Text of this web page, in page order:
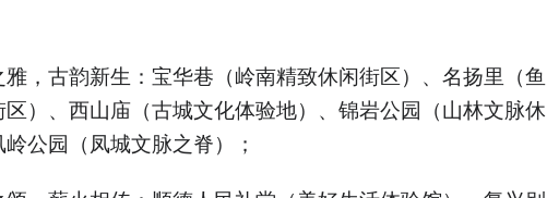
，古韵新生：宝华巷（岭南精致休闲街区）、名扬里（鱼
）、西山庙（古城文化体验地）、锦岩公园（山林文脉休
公园（凤城文脉之脊）；